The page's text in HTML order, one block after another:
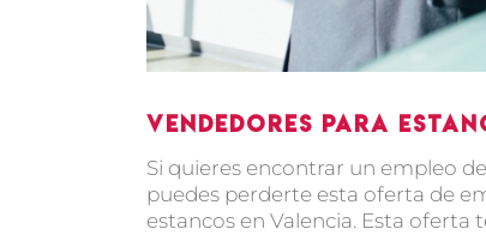
Vendedores para
Si quieres encontrar un empleo
puedes perderte esta oferta de
estancos en Valencia. Esta